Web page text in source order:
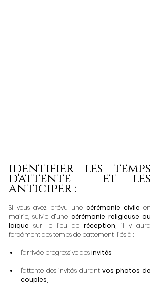
identifier les temps
d'attente  et les
anticiper :
Si vous avez prévu une cérémonie civile en
mairie, suivie d’une cérémonie religieuse ou
laïque sur le lieu de réception, il y aura
forcément des temps de battement  liés à :
l'arrivée progressive des invités,
l'attente des invités durant vos photos de
couples,